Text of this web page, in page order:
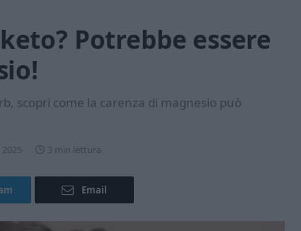
Potrebbe essere
scopri come la carenza di magnesio può
3 min lettura
Email